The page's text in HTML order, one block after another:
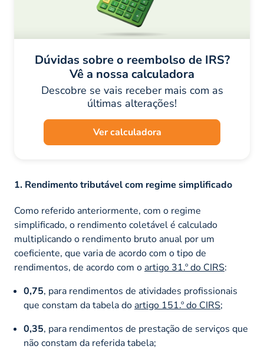
Dúvidas sobre o reembolso de IRS?
Vê a nossa calculadora
Descobre se vais receber mais com as
últimas alterações!
Ver calculadora
1. Rendimento tributável com regime simplificado
Como referido anteriormente, com o regime
simplificado, o rendimento coletável é calculado
multiplicando o rendimento bruto anual por um
coeficiente, que varia de acordo com o tipo de
rendimentos, de acordo com o artigo 31.º do CIRS:
0,75, para rendimentos de atividades profissionais
que constam da tabela do artigo 151.º do CIRS;
0,35, para rendimentos de prestação de serviços que
não constam da referida tabela;